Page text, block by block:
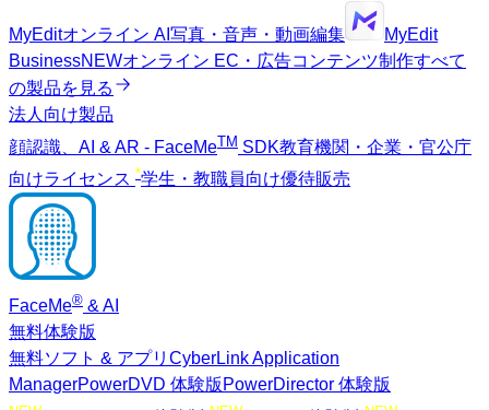
MyEditオンライン AI写真・音声・動画編集
MyEdit
BusinessNEWオンライン EC・広告コンテンツ制作すべて
の製品を見る
法人向け製品
顔認識、AI & AR - FaceMeTM SDK教育機関・企業・官公庁
向けライセンス *学生・教職員向け優待販売
FaceMe® & AI
無料体験版
無料ソフト & アプリ CyberLink Application
ManagerPowerDVD 体験版 PowerDirector 体験版